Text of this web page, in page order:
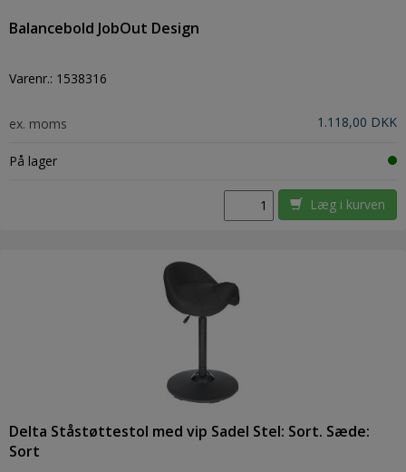
Balancebold JobOut Design
Varenr.: 1538316
ex. moms 1.118,00 DKK
På lager
Læg i kurven
Delta Ståstøttestol med vip Sadel Stel: Sort. Sæde:
Sort